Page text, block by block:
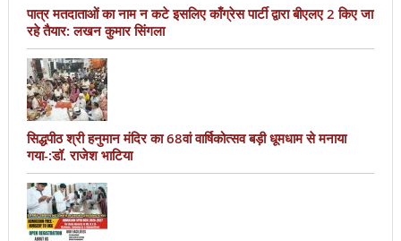
पात्र मतदाताओं का नाम न कटे इसलिए काँग्रेस पार्टी द्वारा बीएलए 2 किए जा
रहे तैयार: लखन कुमार सिंगला
सिद्धपीठ श्री हनुमान मंदिर का 68वां वार्षिकोत्सव बड़ी धूमधाम से मनाया
गया-:डॉ. राजेश भाटिया